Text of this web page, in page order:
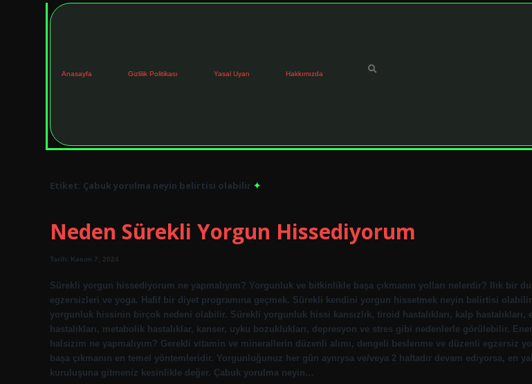
Anasayfa Gizlilik Politikası Yasal Uyarı Hakkımızda
Etiket: Çabuk yorulma neyin belirtisi olabilir
Neden Sürekli Yorgun Hissediyorum
Tarih: Kasım 7, 2024
Sürekli yorgun hissediyorum ne yapmalıyım? Yorgunluk ve bitkinlikle başa çıkmanın yolları nelerdir? Ilık bir
egzersizleri ve yoga. Hafif bir diyet programına geçmek. Sürekli kendini yorgun hissetmek neyin belirtisi
yorgunluk hissinin birçok nedeni olabilir. Sürekli yorgunluk hissi kansızlık, tiroid hastalıkları, kalp hastalıkları,
hastalıkları, metabolik hastalıklar, kanser, uyku bozuklukları, depresyon ve stres gibi nedenlerle görülebilir.
halsizim ne yapmalıyım? Gerekli vitamin ve minerallerin düzenli alımı, dengeli beslenme ve düzenli egzersiz
başa çıkmanın en temel yöntemleridir. Yorgunluğunuz her gün aynıysa ve/veya 2 haftadır devam ediyorsa, en
kuruluşuna gitmeniz kesinlikle değer. Çabuk yorulma neyin…